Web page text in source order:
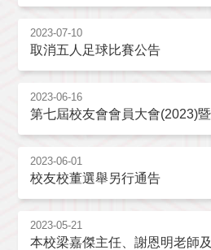
2023-07-10
取消五人足球比賽公告
2023-06-16
第七屆校友會會員大會(2023)
2023-06-01
校友校董選舉另行通告
2023-05-21
本校梁嘉傑主任、謝恩明老師